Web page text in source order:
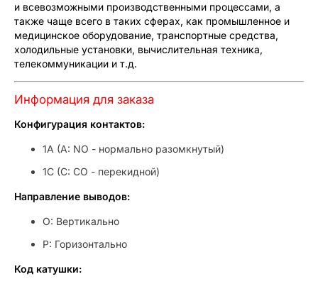
и всевозможными производственными процессами, а
также чаще всего в таких сферах, как промышленное и
медицинское оборудование, транспортные средства,
холодильные установки, вычислительная техника,
телекоммуникации и т.д.
Информация для заказа
Конфигурация контактов:
1A (A: NO - нормально разомкнутый)
1C (C: CO - перекидной)
Направление выводов:
O: Вертикально
P: Горизонтально
Код катушки: